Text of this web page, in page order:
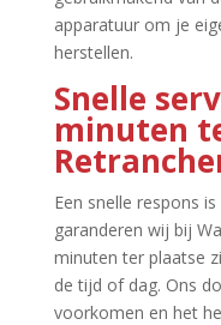
apparatuur om je
herstellen.​
Snelle
minuten
Een snelle respons
garanderen wij bij
minuten ter plaatse
de tijd of dag.​ Ons
voorkomen en het